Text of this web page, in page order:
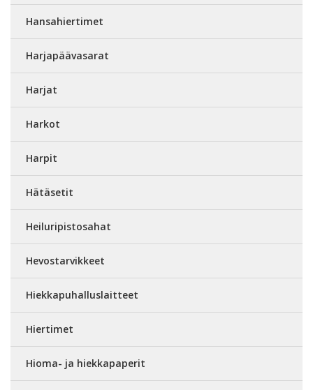
Hansahiertimet
Harjapäävasarat
Harjat
Harkot
Harpit
Hätäsetit
Heiluripistosahat
Hevostarvikkeet
Hiekkapuhalluslaitteet
Hiertimet
Hioma- ja hiekkapaperit